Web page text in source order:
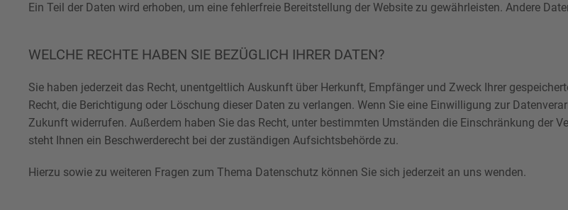
Ein Teil der Daten wird erhoben, um eine fehlerfreie Bereitstellung der Website zu gewährleisten. Andere
WELCHE RECHTE HABEN SIE BEZÜGLICH IHRER DATEN?
Sie haben jederzeit das Recht, unentgeltlich Auskunft über Herkunft, Empfänger und Zweck Ihrer
Recht, die Berichtigung oder Löschung dieser Daten zu verlangen. Wenn Sie eine Einwilligung zur
Zukunft widerrufen. Außerdem haben Sie das Recht, unter bestimmten Umständen die Einschränkung der
steht Ihnen ein Beschwerderecht bei der zuständigen Aufsichtsbehörde zu.
Hierzu sowie zu weiteren Fragen zum Thema Datenschutz können Sie sich jederzeit an uns wenden.